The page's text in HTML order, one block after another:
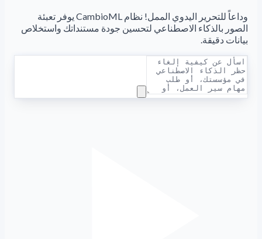
وداعاً للتحرير اليدوي الممل! نظام CambioML يوفر تعبئة
الصور بالذكاء الاصطناعي لتحسين جودة مستنداتك واستخلاص
بيانات دقيقة.